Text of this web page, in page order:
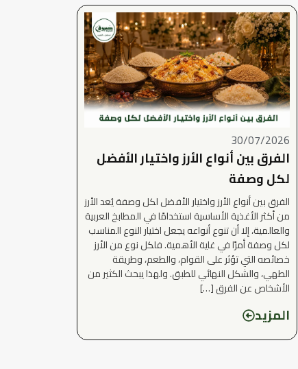
30/07/2026
الفرق بين أنواع الأرز واختيار الأفضل
لكل وصفة
الفرق بين أنواع الأرز واختيار الأفضل لكل وصفة يُعد الأرز
من أكثر الأغذية الأساسية استخدامًا في المطابخ العربية
والعالمية، إلا أن تنوع أنواعه يجعل اختيار النوع المناسب
لكل وصفة أمرًا في غاية الأهمية. فلكل نوع من الأرز
خصائصه التي تؤثر على القوام، والطعم، وطريقة
الطهي، والشكل النهائي للطبق. ولهذا يبحث الكثير من
الأشخاص عن الفرق […]
المزيد